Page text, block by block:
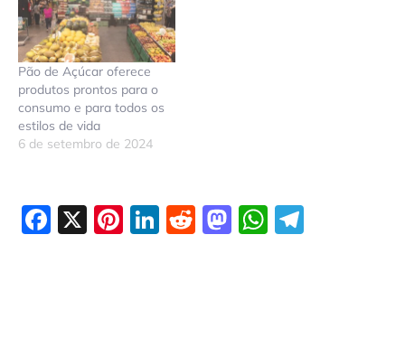
Pão de Açúcar oferece
produtos prontos para o
consumo e para todos os
estilos de vida
6 de setembro de 2024
Facebook
X Pinterest
LinkedIn
Reddit
Mastodon